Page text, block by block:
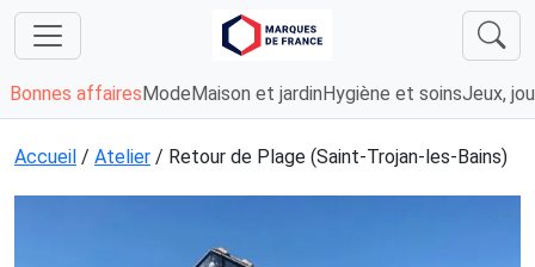
Bonnes affaires Mode Maison et jardin Hygiène et soinsJeux,
Accueil / Atelier / Retour de Plage (Saint-Trojan-les-Bains)